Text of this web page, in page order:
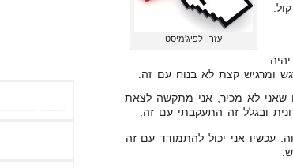
עזרו לפיג'מיסט
ומרגיש קצת לא בנוח עם זה.
לא מכיר, אני מתקשה לצאת
ובגלל זה התעקבתי עם זה.
עכשיו אני יכול להתמודד עם זה